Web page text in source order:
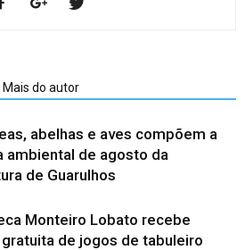
Mais do autor
abelhas e aves compõem a
ambiental de agosto da
de Guarulhos
Monteiro Lobato recebe
de jogos de tabuleiro